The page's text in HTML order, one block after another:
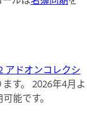
アドオンコレクシ
す。 2026年4月よ
能です。